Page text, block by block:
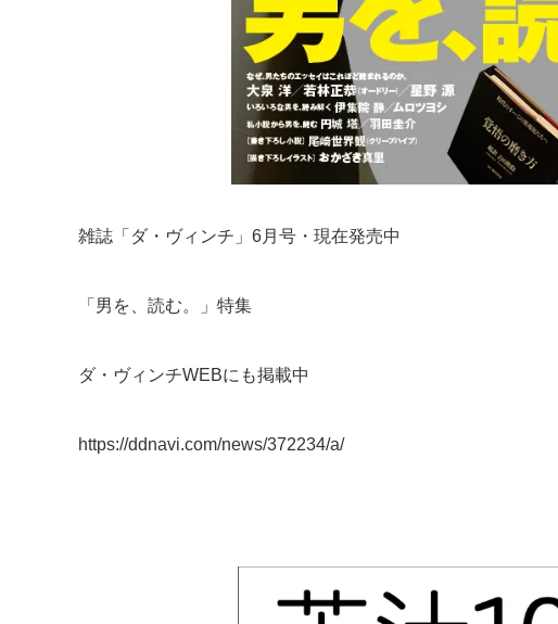
雑誌「ダ・ヴィンチ」6月号・現在発売中
「男を、読む。」特集
ダ・ヴィンチWEBにも掲載中
https://ddnavi.com/news/372234/a/